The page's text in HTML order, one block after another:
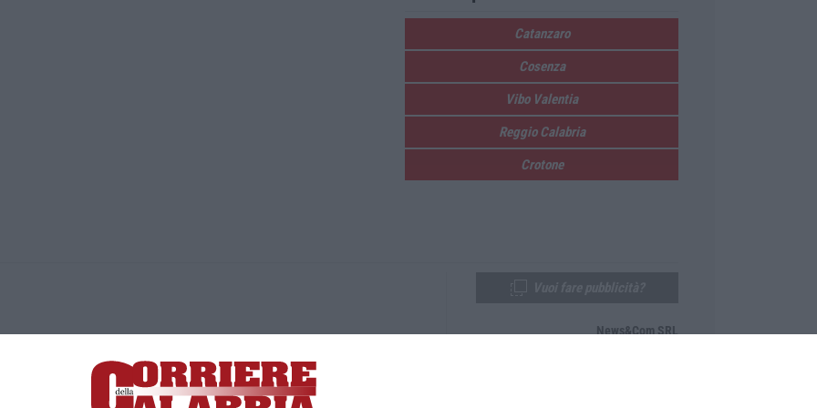
Catanzaro
Cosenza
Vibo Valentia
Reggio Calabria
Crotone
Lamezia Terme (CZ)
responsabile Paola Militano |Privacy
News&Com SRL